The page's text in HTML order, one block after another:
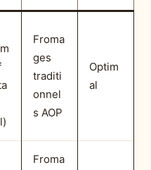
Froma
ges
traditi
onnel
s AOP
Optim
al
Froma